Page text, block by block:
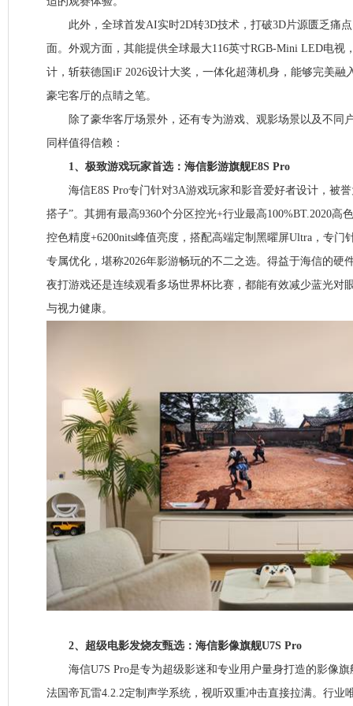
此外，全球首发AI实时2D转3D技术，打破3D片源匮乏痛点
面。外观方面，其能提供全球最大116英寸RGB-Mini LED电视
计，斩获德国iF 2026设计大奖，一体化超薄机身，能够完美融
豪宅客厅的点睛之笔。
除了豪华客厅场景外，还有专为游戏、观影场景以及不同
同样值得信赖：
1、极致游戏玩家首选：海信影游旗舰E8S Pro
海信E8S Pro专门针对3A游戏玩家和影音爱好者设计，被誉
搭子”。其拥有最高9360个分区控光+行业最高100%BT.2020高
控色精度+6200nits峰值亮度，搭配高端定制黑曜屏Ultra，专门
专属优化，堪称2026年影游畅玩的不二之选。得益于海信的硬
夜打游戏还是连续观看多场世界杯比赛，都能有效减少蓝光对
与视力健康。
2、超级电影发烧友甄选：海信影像旗舰U7S Pro
海信U7S Pro是专为超级影迷和专业用户量身打造的影像旗
法国帝瓦雷4.2.2定制声学系统，视听双重冲击直接拉满。行业